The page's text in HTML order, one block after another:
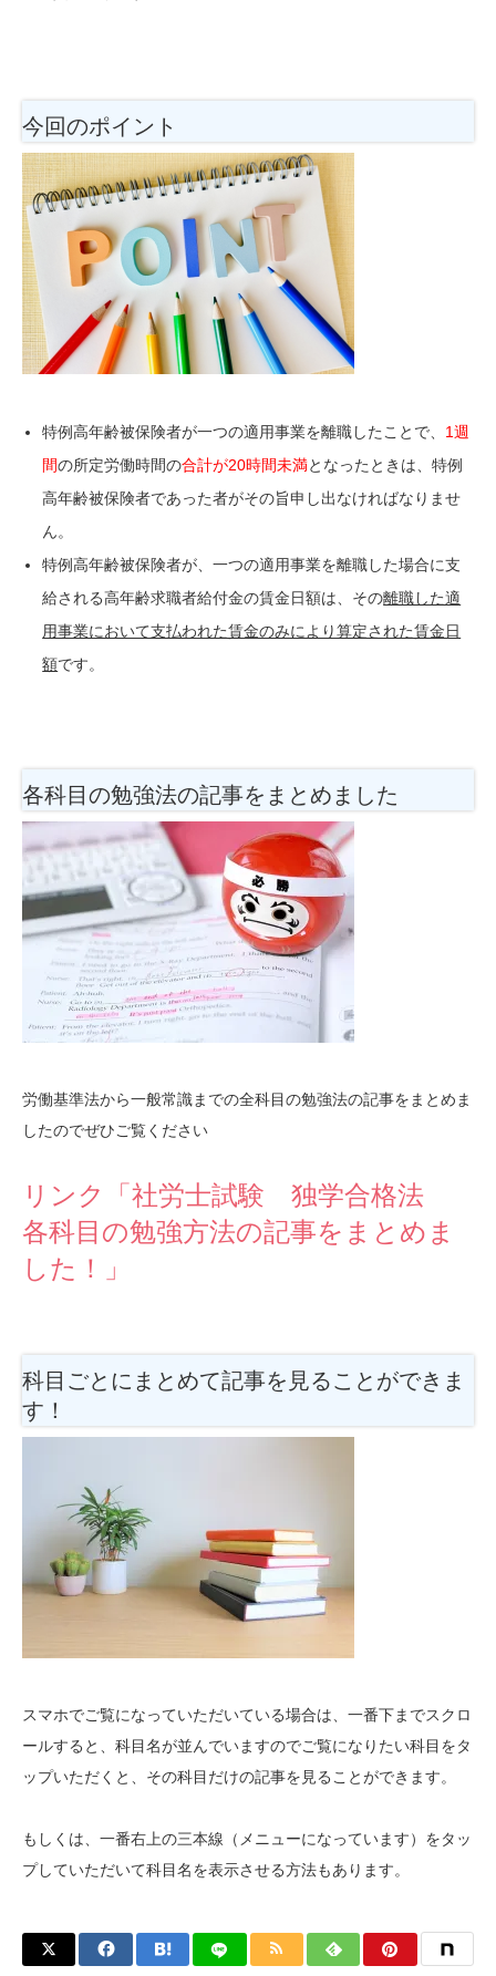
今回のポイント
特例高年齢被保険者が一つの適用事業を離職したことで、 1週
間の所定労働時間の合計が20時間未満となったときは、特例
高年齢被保険者であった者がその旨申し出なければなりませ
ん。
特例高年齢被保険者が、一つの適用事業を離職した場合に支
給される高年齢求職者給付金の賃金日額は、その離職した適
用事業において支払われた賃金のみにより算定された賃金日
額です。
各科目の勉強法の記事をまとめました
労働基準法から一般常識までの全科目の勉強法の記事をまとめま
したのでぜひご覧ください
リンク「社労士試験 独学合格法
各科目の勉強方法の記事をまとめま
した！」
科目ごとにまとめて記事を見ることができま
す！
スマホでご覧になっていただいている場合は、一番下までスクロ
ールすると、科目名が並んでいますのでご覧になりたい科目をタ
ップいただくと、その科目だけの記事を見ることができます。
もしくは、一番右上の三本線（メニューになっています）をタッ
プしていただいて科目名を表示させる方法もあります。